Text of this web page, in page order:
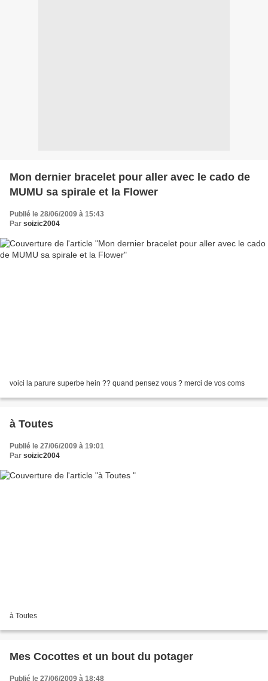
Mon dernier bracelet pour aller avec le cado de
MUMU sa spirale et la Flower
Publié le 28/06/2009 à 15:43
Par soizic2004
voici la parure superbe hein ?? quand pensez vous ? merci de vos coms
à Toutes
Publié le 27/06/2009 à 19:01
Par soizic2004
à Toutes
Mes Cocottes et un bout du potager
Publié le 27/06/2009 à 18:48